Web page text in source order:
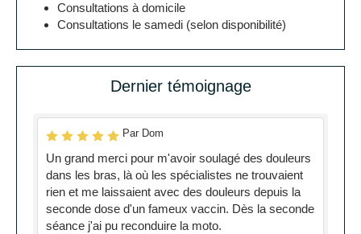
Consultations à domicile
Consultations le samedi (selon disponibilité)
Dernier témoignage
Par Dom
Un grand merci pour m'avoir soulagé des douleurs
dans les bras, là où les spécialistes ne trouvaient
rien et me laissaient avec des douleurs depuis la
seconde dose d'un fameux vaccin. Dès la seconde
séance j'ai pu reconduire la moto.